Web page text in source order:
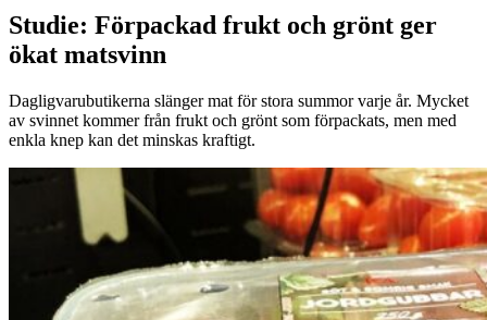
Studie: Förpackad frukt och grönt ger
ökat matsvinn
Dagligvarubutikerna slänger mat för stora summor varje år. Mycket
av svinnet kommer från frukt och grönt som förpackats, men med
enkla knep kan det minskas kraftigt.